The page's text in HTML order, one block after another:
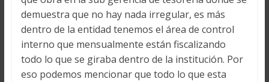
demuestra que no hay nada irregular, es más
dentro de la entidad tenemos el área de control
interno que mensualmente están fiscalizando
todo lo que se giraba dentro de la institución. Por
eso podemos mencionar que todo lo que esta